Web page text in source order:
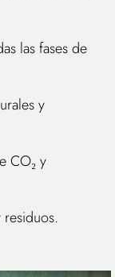
las fases de
y
CO₂ y